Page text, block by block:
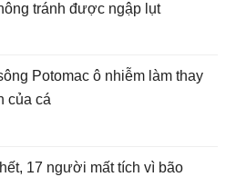
tránh được ngập lụt
Potomac ô nhiễm làm thay
của cá
17 người mất tích vì bão